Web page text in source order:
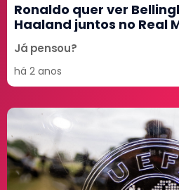
Ronaldo quer ver
Haaland juntos no Real
Já pensou?
há 2 anos